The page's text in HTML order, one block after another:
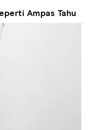
Ampas Tahu